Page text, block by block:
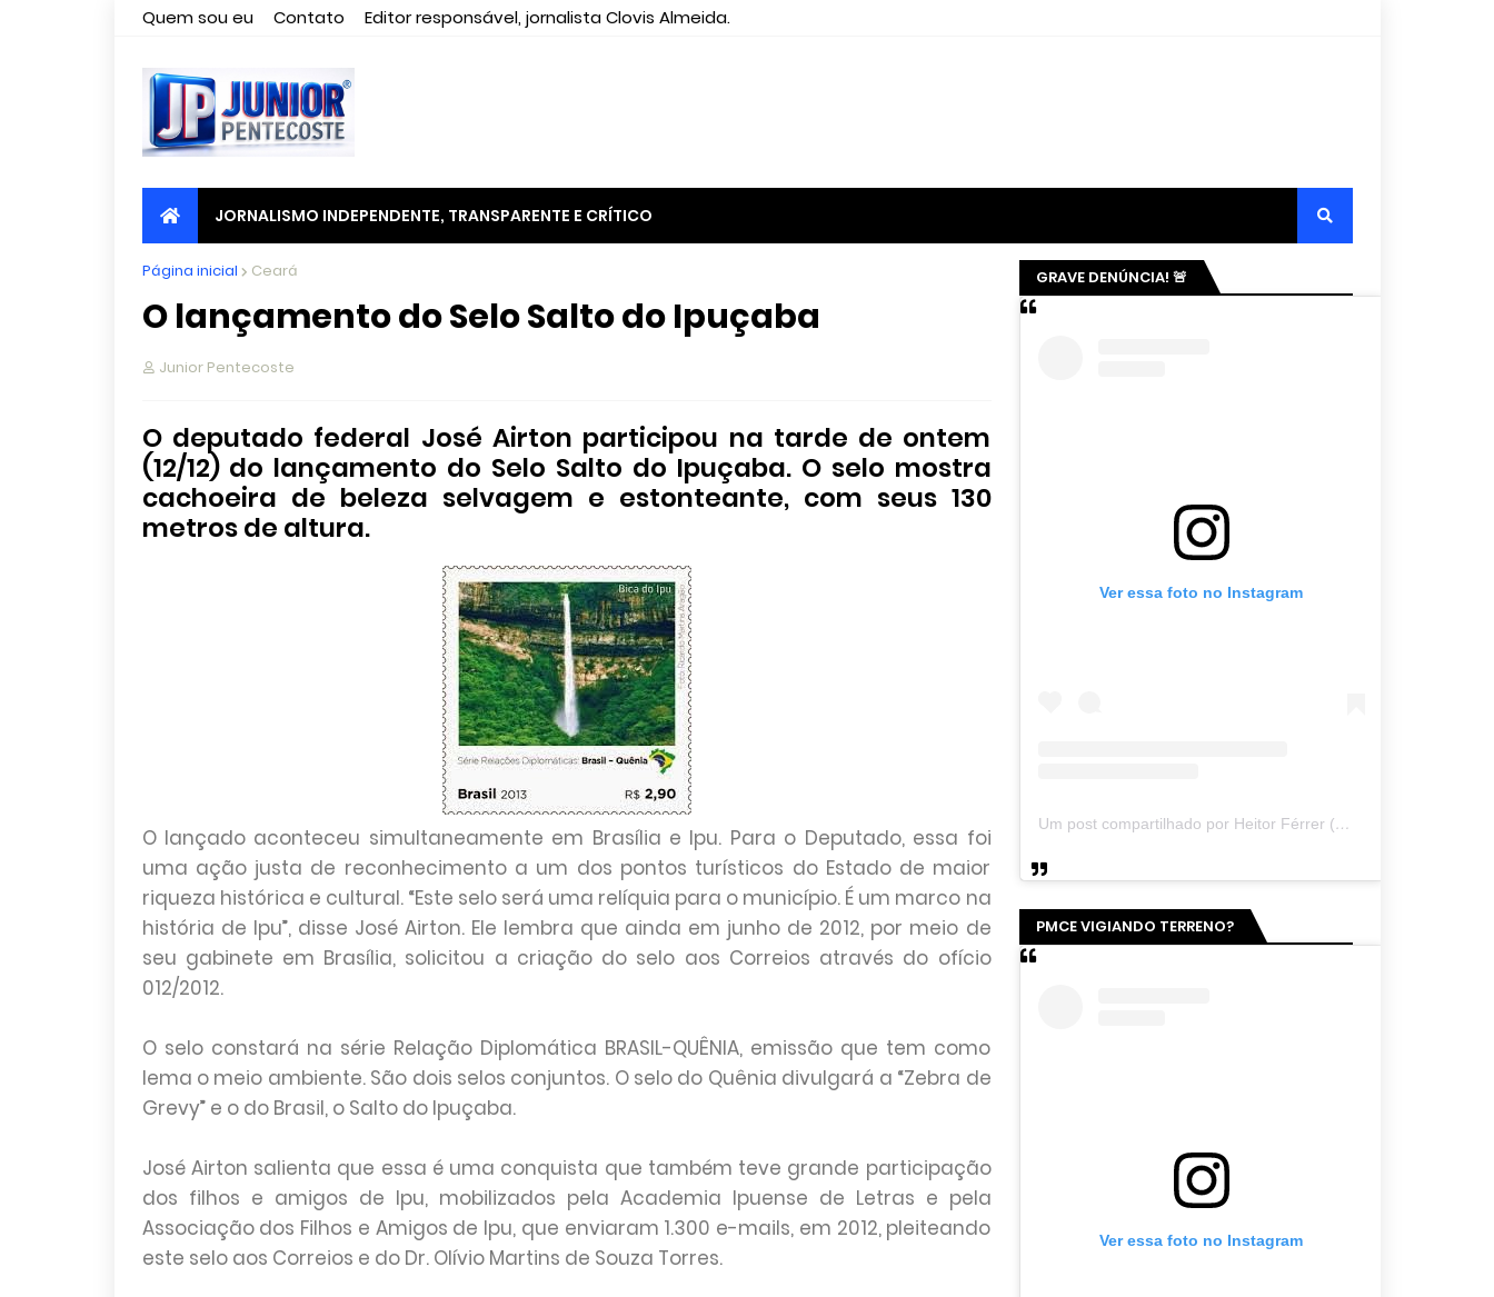
Quem sou eu Contato Editor responsável, jornalista Clovis Almeida.
JORNALISMO INDEPENDENTE, TRANSPARENTE E CRÍTICO
Página inicial Ceará
O lançamento do Selo Salto do Ipuçaba
Junior Pentecoste
O deputado federal José Airton participou na tarde de ontem
(12/12) do lançamento do Selo Salto do Ipuçaba. O selo mostra
cachoeira de beleza selvagem e estonteante, com seus 130
metros de altura.
O lançado aconteceu simultaneamente em Brasília e Ipu. Para o Deputado, essa foi
uma ação justa de reconhecimento a um dos pontos turísticos do Estado de maior
riqueza histórica e cultural. “Este selo será uma relíquia para o município. É um marco na
história de Ipu”, disse José Airton. Ele lembra que ainda em junho de 2012, por meio de
seu gabinete em Brasília, solicitou a criação do selo aos Correios através do ofício
012/2012.
O selo constará na série Relação Diplomática BRASIL-QUÊNIA, emissão que tem como
lema o meio ambiente. São dois selos conjuntos. O selo do Quênia divulgará a “Zebra de
Grevy” e o do Brasil, o Salto do Ipuçaba.
José Airton salienta que essa é uma conquista que também teve grande participação
dos filhos e amigos de Ipu, mobilizados pela Academia Ipuense de Letras e pela
Associação dos Filhos e Amigos de Ipu, que enviaram 1.300 e-mails, em 2012, pleiteando
este selo aos Correios e do Dr. Olívio Martins de Souza Torres.
GRAVE DENÚNCIA! 🚨
Ver essa foto no Instagram
Um post compartilhado por Heitor Férrer (@heitor_ferrer77)
PMCE VIGIANDO TERRENO?
Ver essa foto no Instagram